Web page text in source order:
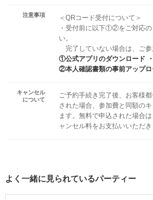
注意事項
＜QRコード受付について＞
・受付前に以下①②をご対応の
い。
完了していない場合は、ご参
①公式アプリのダウンロード
②本人確認書類の事前アップロ
キャンセル
について
ご予約手続き完了後、お客様
された場合、参加費と同額の
ます。無料で申込された場合
ャンセル料をお支払いいただき
よく一緒に見られているパーティー